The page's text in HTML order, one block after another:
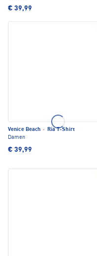
€ 39,99
Venice Beach ·
Ria T-Shirt
Damen
€ 39,99